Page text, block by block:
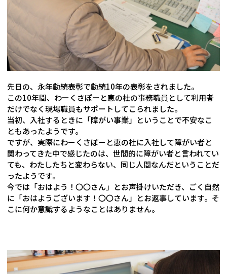
先日の、永年勤続表彰で勤続10年の表彰をされました。
この10年間、わーくさぽーと恵の杜の事務職員として利用者
だけでなく現場職員もサポートしてこられました。
当初、入社するときに「障がい事業」ということで不安なこ
ともあったようです。
ですが、実際にわーくさぽーと恵の杜に入社して障がい者と
関わってきた中で感じたのは、世間的に障がい者と言われてい
ても、わたしたちと変わらない、同じ人間なんだということだ
ったようです。
今では「おはよう！〇〇さん」とお声掛けいただき、ごく自然
に「おはようございます！〇〇さん」とお返事しています。そ
こに何か意識するようなことはありません。